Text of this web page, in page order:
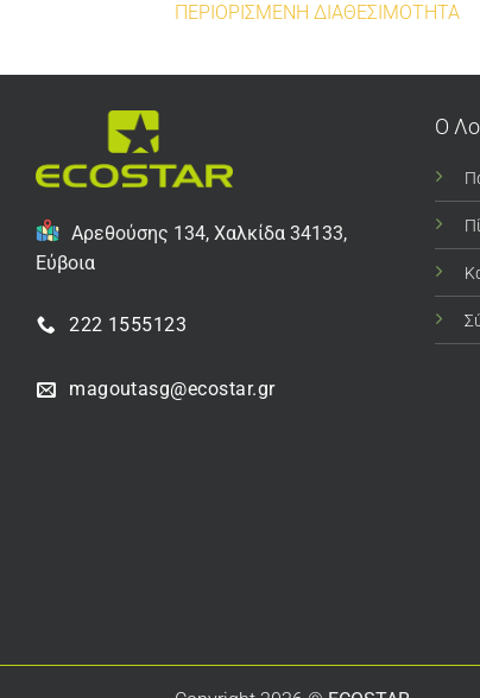
ΠΕΡΙΟΡΙΣΜΕΝΗ ΔΙΑΘΕΣΙΜΟΤΗΤΑ
Αρεθούσης 134, Χαλκίδα 34133,
Εύβοια
222 1555123
magoutasg@ecostar.gr
Ο